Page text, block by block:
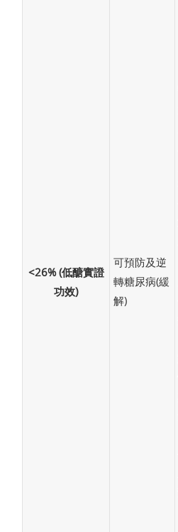
<26% (低醣實證
功效)
可預防及逆
轉糖尿病(緩
解)